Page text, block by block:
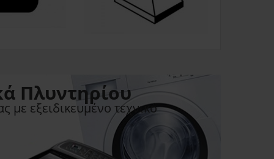
Πλυντηρίου
με εξειδικευμένο τεχνικό